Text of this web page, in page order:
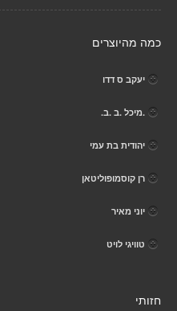
כמה מהיוצרים
יעקב ס דדו
.מיכל .ב .ב.
יהודית בת עמי
רן קוסמופוליטאן
יוני מאיר
טוויגי לויט
חזותי